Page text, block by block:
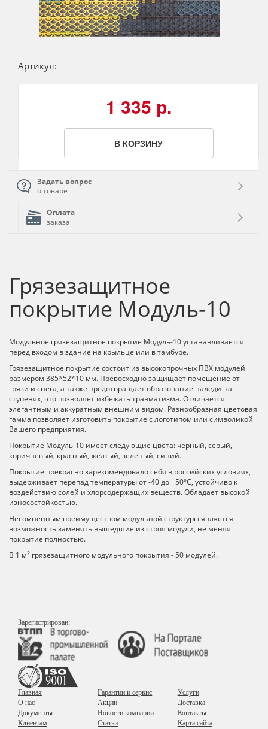
Артикул:
1 335 р.
В КОРЗИНУ
Задать вопрос
о товаре
Оплата
заказа
Грязезащитное
покрытие Модуль-10
Модульное грязезащитное покрытие Модуль-10 устанавливается
перед входом в здание на крыльце или в тамбуре.
Грязезащитное покрытие состоит из высокопрочных ПВХ модулей
размером 385*52*10 мм. Превосходно защищает помещение от
грязи и снега, а также предотвращает образование наледи на
ступенях, что позволяет избежать травматизма. Отличается
элегантным и аккуратным внешним видом. Разнообразная цветовая
гамма позволяет изготовить покрытие с логотипом или символикой
Вашего предприятия.
Покрытие Модуль-10 имеет следующие цвета: черный, серый,
коричневый, красный, желтый, зеленый, синий.
Покрытие прекрасно зарекомендовало себя в российских условиях,
выдерживает перепад температуры от -40 до +50°С, устойчиво к
воздействию солей и хлорсодержащих веществ. Обладает высокой
износостойкостью.
Несомненным преимуществом модульной структуры является
возможность заменять вышедшие из строя модули, не меняя
покрытие полностью.
В 1 м2 грязезащитного модульного покрытия - 50 модулей.
Зарегистрирован:
Главная
О нас
Документы
Клиентам
Гарантии и сервис
Акции
Новости компании
Статьи
Услуги
Доставка
Контакты
Карта сайта